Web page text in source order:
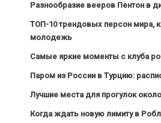
Разнообразие вееров Пентон в
ТОП-10 трендовых персон мира,
молодежь
Самые яркие моменты с клуба
Паром из России в Турцию:
Лучшие места для прогулок
Когда ждать новую лимиту в